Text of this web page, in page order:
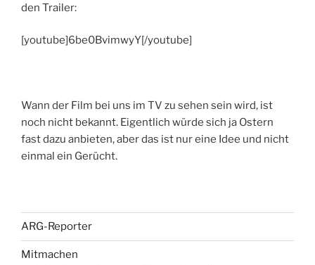
den Trailer:
[youtube]6be0BvimwyY[/youtube]
Wann der Film bei uns im TV zu sehen sein wird, ist
noch nicht bekannt. Eigentlich würde sich ja Ostern
fast dazu anbieten, aber das ist nur eine Idee und nicht
einmal ein Gerücht.
ARG-Reporter
Mitmachen